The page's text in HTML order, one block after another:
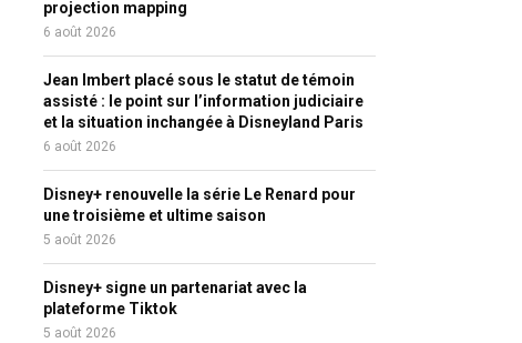
projection mapping
6 août 2026
Jean Imbert placé sous le statut de témoin
assisté : le point sur l’information judiciaire
et la situation inchangée à Disneyland Paris
6 août 2026
Disney+ renouvelle la série Le Renard pour
une troisième et ultime saison
5 août 2026
Disney+ signe un partenariat avec la
plateforme Tiktok
5 août 2026